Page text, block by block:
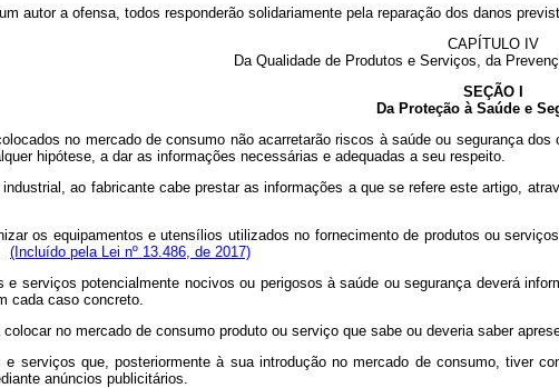
a ofensa, todos responderão solidariamente pela reparação dos danos
CAPÍTULO IV
Da Qualidade de Produtos e Serviços, da
SEÇÃO I
Da Proteção à Saúde e
no mercado de consumo não acarretarão riscos à saúde ou segurança dos
hipótese, a dar as informações necessárias e adequadas a seu respeito.
ao fabricante cabe prestar as informações a que se refere este artigo,
os equipamentos e utensílios utilizados no fornecimento de produtos ou
(Incluído pela Lei nº 13.486, de 2017)
potencialmente nocivos ou perigosos à saúde ou segurança deverá
cada caso concreto.
no mercado de consumo produto ou serviço que sabe ou deveria saber
que, posteriormente à sua introdução no mercado de consumo, tiver
anúncios publicitários.